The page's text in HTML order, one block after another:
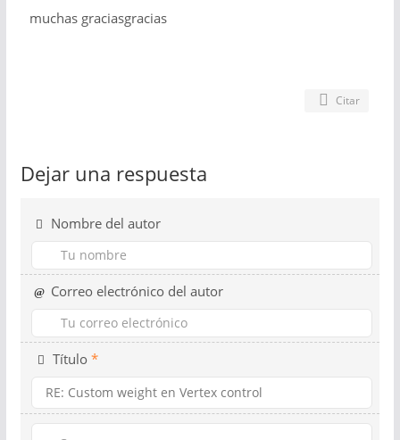
muchas graciasgracias
Citar
Dejar una respuesta
Nombre del autor
Correo electrónico del autor
Título *